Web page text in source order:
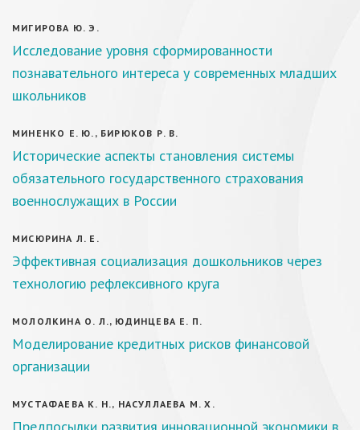
МИГИРОВА Ю. Э.
Исследование уровня сформированности
познавательного интереса у современных младших
школьников
МИНЕНКО Е. Ю., БИРЮКОВ Р. В.
Исторические аспекты становления системы
обязательного государственного страхования
военнослужащих в России
МИСЮРИНА Л. Е.
Эффективная социализация дошкольников через
технологию рефлексивного круга
МОЛОЛКИНА О. Л., ЮДИНЦЕВА Е. П.
Моделирование кредитных рисков финансовой
организации
МУСТАФАЕВА К. Н., НАСУЛЛАЕВА М. Х.